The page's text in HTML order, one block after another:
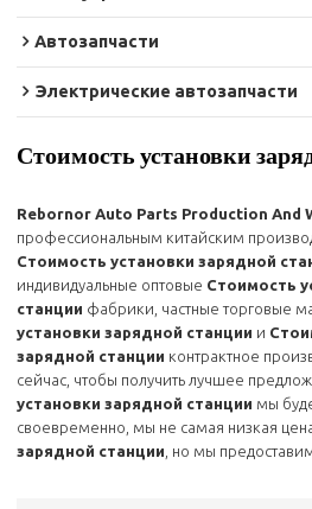
Автозапчасти
Электрические автозапчасти
Стоимость установки
Rebornor Auto Parts Production And
профессиональным китайским
Стоимость установки зарядной
индивидуальные оптовые Стоимость
станции фабрики, частные торговые
установки зарядной станции и
зарядной станции контрактное
сейчас, чтобы получить лучшее
установки зарядной станции мы
своевременно, мы не самая низкая
зарядной станции , но мы